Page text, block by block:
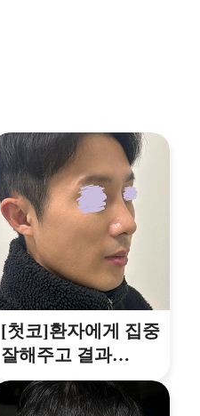
[첫코]환자에게 집중
잘해주고 결과
백프로 만족하는곳!!